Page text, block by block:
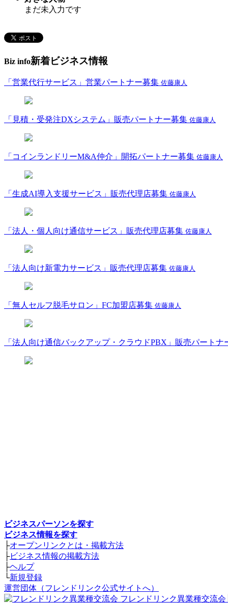
まだ未入力です
Biz info新着ビジネス情報
「営業代行サービス」営業パートナー募集 佐藤康人
「見積・受発注DXシステム」販売パートナー募集 佐藤康人
「コインランドリーM&A仲介」開拓パートナー募集 佐藤康人
「生成AI導入支援サービス」販売代理店募集 佐藤康人
「法人・個人向け通信サービス」販売代理店募集 佐藤康人
「法人向け新電力サービス」販売代理店募集 佐藤康人
「無人セルフ脱毛サロン」FC加盟店募集 佐藤康人
「法人向け通信バックアップ・クラウドPBX」販売パートナ
ビジネスパーソンを探す
ビジネス情報を探す
├オープンリンクとは・掲載方法
├ビジネス情報の掲載方法
├ヘルプ
└新規登録
運営団体（フレンドリンク公式サイトへ）
フレンドリンク異業種交流会